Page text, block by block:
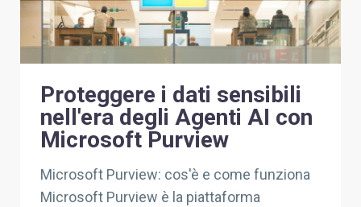
Proteggere i dati sensibili
nell'era degli Agenti AI con
Microsoft Purview
Microsoft Purview: cos'è e come funziona
Microsoft Purview è la piattaforma